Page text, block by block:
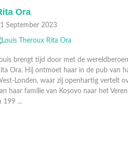
Katherine Ryan
25 Augustus 2023
Louis ontmoet de van oorsprong
acteur en schrijver Katherine Ryan, die al
het Verenigd Koninkrijk woont. In de
één van de grootste en meest
geword ...